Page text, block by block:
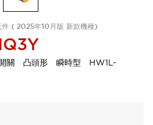
( 2025年10月版 新款機種)
關 凸頭形 瞬時型 HW1L-